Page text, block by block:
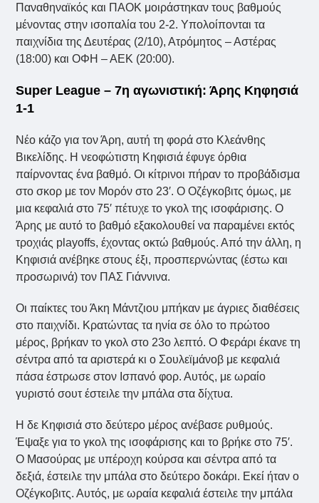
Παναθηναϊκός και ΠΑΟΚ μοιράστηκαν τους βαθμούς
μένοντας στην ισοπαλία του 2-2. Υπολοίπονται τα
παιχνίδια της Δευτέρας (2/10), Ατρόμητος – Αστέρας
(18:00) και ΟΦΗ – ΑΕΚ (20:00).
Super League – 7η αγωνιστική: Άρης Κηφησιά
1-1
Νέο κάζο για τον Άρη, αυτή τη φορά στο Κλεάνθης
Βικελίδης. Η νεοφώτιστη Κηφισιά έφυγε όρθια
παίρνοντας ένα βαθμό. Οι κίτρινοι πήραν το προβάδισμα
στο σκορ με τον Μορόν στο 23′. Ο Οζέγκοβιτς όμως, με
μια κεφαλιά στο 75′ πέτυχε το γκολ της ισοφάρισης. Ο
Άρης με αυτό το βαθμό εξακολουθεί να παραμένει εκτός
τροχιάς playoffs, έχοντας οκτώ βαθμούς. Από την άλλη, η
Κηφισιά ανέβηκε στους έξι, προσπερνώντας (έστω και
προσωρινά) τον ΠΑΣ Γιάννινα.
Οι παίκτες του Άκη Μάντζιου μπήκαν με άγριες διαθέσεις
στο παιχνίδι. Κρατώντας τα ηνία σε όλο το πρώτοο
μέρος, βρήκαν το γκολ στο 23ο λεπτό. Ο Φεράρι έκανε τη
σέντρα από τα αριστερά κι ο Σουλεϊμάνοβ με κεφαλιά
πάσα έστρωσε στον Ισπανό φορ. Αυτός, με ωραίο
γυριστό σουτ έστειλε την μπάλα στα δίχτυα.
Η δε Κηφισιά στο δεύτερο μέρος ανέβασε ρυθμούς.
Έψαξε για το γκολ της ισοφάρισης και το βρήκε στο 75′.
Ο Μασούρας με υπέροχη κούρσα και σέντρα από τα
δεξιά, έστειλε την μπάλα στο δεύτερο δοκάρι. Εκεί ήταν ο
Οζέγκοβιτς. Αυτός, με ωραία κεφαλιά έστειλε την μπάλα